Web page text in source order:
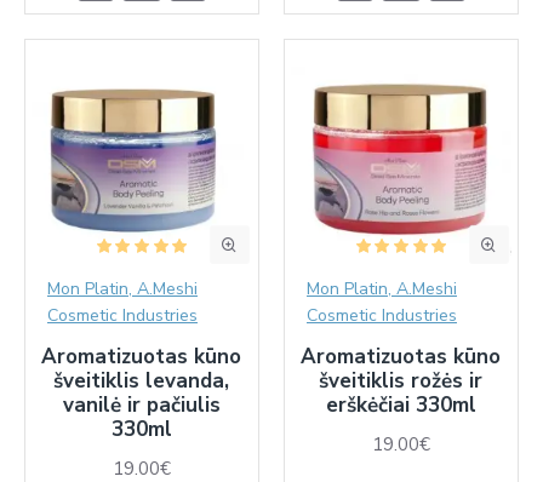
Mon Platin, A.Meshi
Cosmetic Industries
Aromatizuotas kūno
šveitiklis levanda,
vanilė ir pačiulis
330ml
19.00€
Mon Platin, A.Meshi
Cosmetic Industries
Aromatizuotas kūno
šveitiklis rožės ir
erškėčiai 330ml
19.00€